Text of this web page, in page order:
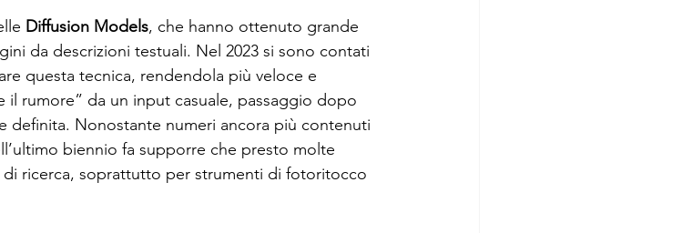
Diffusion Models, che hanno ottenuto grande
da descrizioni testuali. Nel 2023 si sono contati
questa tecnica, rendendola più veloce e
il rumore” da un input casuale, passaggio dopo
definita. Nonostante numeri ancora più contenuti
biennio fa supporre che presto molte
di ricerca, soprattutto per strumenti di fotoritocco